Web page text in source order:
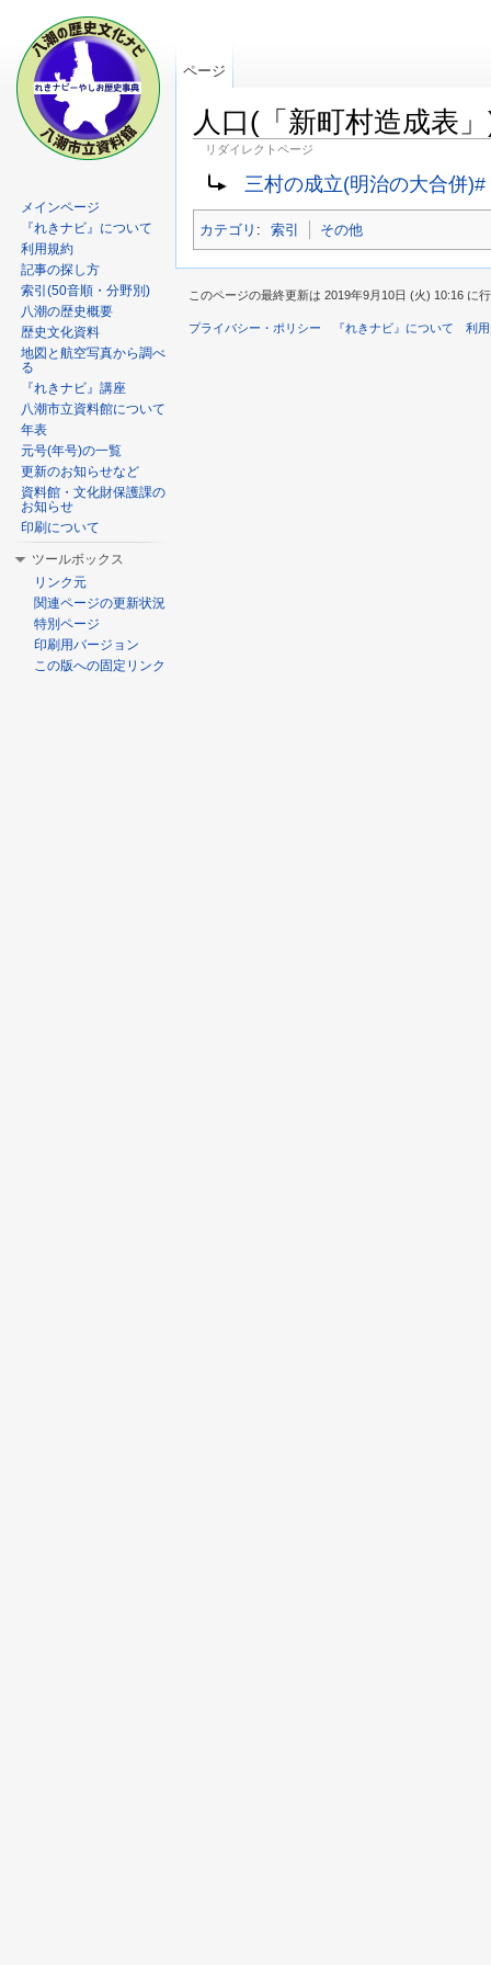
人口(「新町村造成表
リダイレクトページ
三村の成立(明治の大合併
カテゴリ : 索引 その他
ページ
メインページ
『れきナビ』について
利用規約
記事の探し方
索引(50音順・分野別)
八潮の歴史概要
歴史文化資料
地図と航空写真から調べ
る
『れきナビ』講座
八潮市立資料館について
年表
元号(年号)の一覧
更新のお知らせなど
資料館・文化財保護課の
お知らせ
印刷について
ツールボックス
リンク元
関連ページの更新状況
特別ページ
印刷用バージョン
この版への固定リンク
このページの最終更新は 2019年9月10日 (火) 10:16 に
プライバシー・ポリシー 『れきナビ』について 利